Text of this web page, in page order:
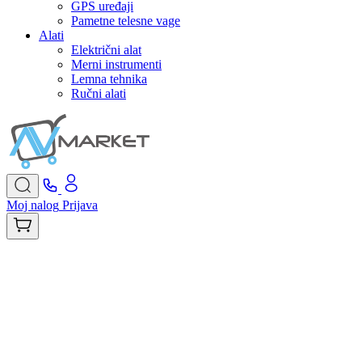
GPS uređaji
Pametne telesne vage
Alati
Električni alat
Merni instrumenti
Lemna tehnika
Ručni alati
Moj nalog Prijava